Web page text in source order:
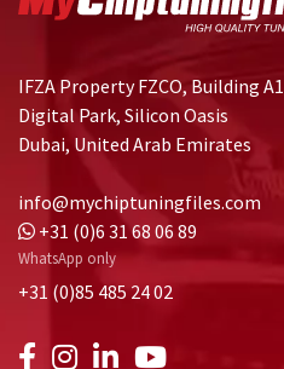
IFZA Property FZCO, Building A1
Digital Park, Silicon Oasis
Dubai, United Arab Emirates
info@mychiptuningfiles.com
+31 (0)6 31 68 06 89
WhatsApp only
+31 (0)85 485 24 02